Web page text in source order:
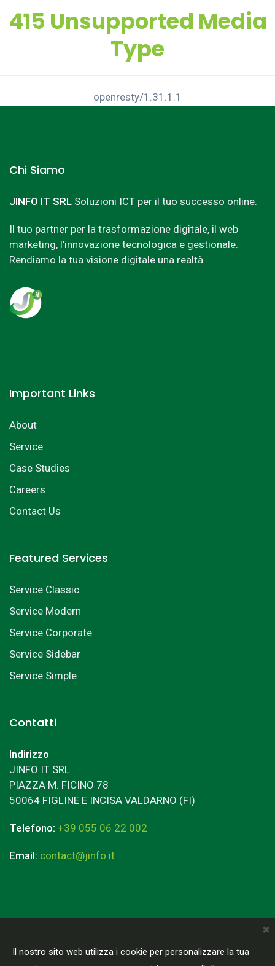
×
Il nostro sito web utilizza i cookie per personalizzare la tua
415 Unsupported Media
Type
openresty/1.31.1.1
Chi Siamo
JINFO IT SRL Soluzioni ICT per il tuo successo online.
Il tuo partner per la trasformazione digitale, il web
marketing, l’innovazione tecnologica e gestionale.
Rendiamo la tua visione digitale una realtà.
Important Links
About
Service
Case Studies
Careers
Contact Us
Featured Services
Service Classic
Service Modern
Service Corporate
Service Sidebar
Service Simple
Contatti
Indirizzo
JINFO IT SRL
PIAZZA M. FICINO 78
50064 FIGLINE E INCISA VALDARNO (FI)
Telefono: +39 055 06 22 002
Email: contact@jinfo.it